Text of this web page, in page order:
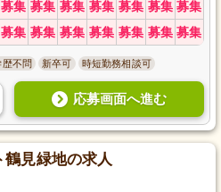
募集 募集 募集 募集 募集 募集 募集
募集 募集 募集 募集 募集 募集 募集
歴不問 新卒可 時短勤務相談可
応募画面へ進む
見緑地の求人